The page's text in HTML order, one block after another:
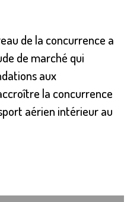
de la concurrence a
de marché qui
aux
la concurrence
aérien intérieur au